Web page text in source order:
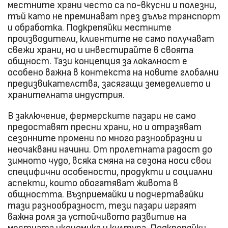
местните храни често са по-вкусни и полезни,
тъй като не преминават през дълъг транспорт
и обработка. Подкрепяйки местните
производители, клиентите не само получават
свежи храни, но и инвестирайте в своята
общност. Тази концепция за локалност е
особено важна в контекста на новите глобални
предизвикателства, засягащи земеделието и
хранителната индустрия.
В заключение, фермерските пазари не само
предоставят пресни храни, но и отразяват
сезонните промени по много разнообразни и
неочаквани начини. От пролетната радост до
зимното чудо, всяка смяна на сезона носи свои
специфични особености, продукти и социални
аспекти, които обогатяват живота в
общността. Възприемайки и подчертавайки
тази разнообразност, тези пазари играят
важна роля за устойчивото развитие на